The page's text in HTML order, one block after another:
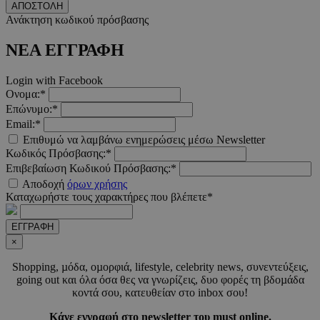
ΑΠΟΣΤΟΛΗ
Ανάκτηση κωδικού πρόσβασης
ΝΕΑ ΕΓΓΡΑΦΗ
Login with Facebook
Ονομα:*
Επώνυμο:*
Email:*
Επιθυμώ να λαμβάνω ενημερώσεις μέσω Newsletter
Κωδικός Πρόσβασης:*
Επιβεβαίωση Κωδικού Πρόσβασης:*
Αποδοχή όρων χρήσης
Καταχωρήστε τους χαρακτήρες που βλέπετε*
ΕΓΓΡΑΦΗ
×
Shopping, µόδα, οµορφιά, lifestyle, celebrity news, συνεντεύξεις,
going out και όλα όσα θες να γνωρίζεις, δυο φορές τη βδοµάδα
κοντά σου, κατευθείαν στο inbox σου!
Κάνε εγγραφή στο newsletter του must online.
LangCookie www.must.com.cy
CookieScriptConsent
CookieScript
www.must.com.cy
4
2 μέρες